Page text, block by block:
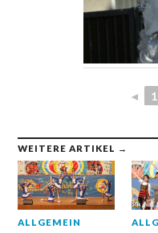
◄ 1
WEITERE ARTIKEL →
ALLGEMEIN